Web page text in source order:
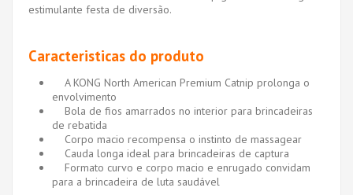
estimulante festa de diversão.
Caracteristicas do produto
A KONG North American Premium Catnip prolonga o
envolvimento
Bola de fios amarrados no interior para brincadeiras
de rebatida
Corpo macio recompensa o instinto de massagear
Cauda longa ideal para brincadeiras de captura
Formato curvo e corpo macio e enrugado convidam
para a brincadeira de luta saudável